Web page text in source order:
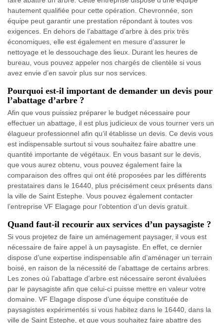
hautement qualifiée pour cette opération. Chevronnée, son
équipe peut garantir une prestation répondant à toutes vos
exigences. En dehors de l’abattage d’arbre à des prix très
économiques, elle est également en mesure d’assurer le
nettoyage et le dessouchage des lieux. Durant les heures de
bureau, vous pouvez appeler nos chargés de clientèle si vous
avez envie d’en savoir plus sur nos services.
Pourquoi est-il important de demander un devis pour
l’abattage d’arbre ?
Afin que vous puissiez préparer le budget nécessaire pour
effectuer un abattage, il est plus judicieux de vous tourner vers un
élagueur professionnel afin qu’il établisse un devis. Ce devis vous
est indispensable surtout si vous souhaitez faire abattre une
quantité importante de végétaux. En vous basant sur le devis,
que vous aurez obtenu, vous pouvez également faire la
comparaison des offres qui ont été proposées par les différents
prestataires dans le 16440, plus précisément ceux présents dans
la ville de Saint Estephe. Vous pouvez également contacter
l’entreprise VF Elagage pour l’obtention d’un devis gratuit.
Quand faut-il recourir aux services d’un paysagiste ?
Si vous projetez de faire un aménagement paysager, il vous est
nécessaire de faire appel à un paysagiste. En effet, ce dernier
dispose d’une expertise indispensable afin d’aménager un terrain
boisé, en raison de la nécessité de l’abattage de certains arbres.
Les zones où l’abattage d’arbre est nécessaire seront évaluées
par le paysagiste afin que celui-ci puisse mettre en valeur votre
domaine. VF Elagage dispose d’une équipe constituée de
paysagistes expérimentés si vous habitez dans le 16440, dans la
ville de Saint Estephe, et que vous souhaitez faire abattre des